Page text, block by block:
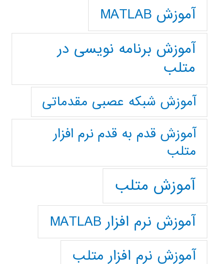
آموزش MATLAB
آموزش برنامه نویسی در
متلب
آموزش شبکه عصبی مقدماتی
آموزش قدم به قدم نرم افزار
متلب
آموزش متلب
آموزش نرم افزار MATLAB
آموزش نرم افزار متلب